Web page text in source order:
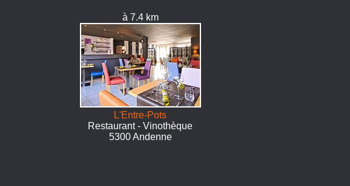
à 7.4 km
L'Entre-Pots
Restaurant - Vinothèque
5300 Andenne